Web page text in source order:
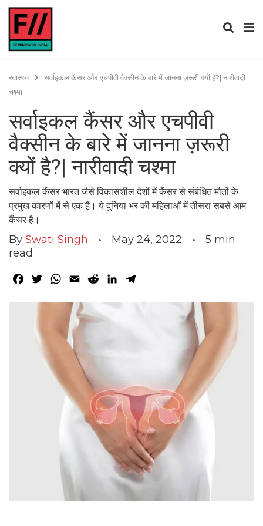
स्वास्थ्य
सर्वाइकल कैंसर और एचपीवी वैक्सीन के बारे में जानना ज़रूरी क्यों है?| नारीवादी
चश्मा
सर्वाइकल कैंसर और एचपीवी
वैक्सीन के बारे में जानना ज़रूरी
क्यों है?| नारीवादी चश्मा
सर्वाइकल कैंसर भारत जैसे विकासशील देशों में कैंसर से संबंधित मौतों के
प्रमुख कारणों में से एक है। ये दुनिया भर की महिलाओं में तीसरा सबसे आम
कैंसर है।
By Swati Singh May 24, 2022 5 min
read
Facebook
TwitterWhatsApp
Email RedditLinkedIn